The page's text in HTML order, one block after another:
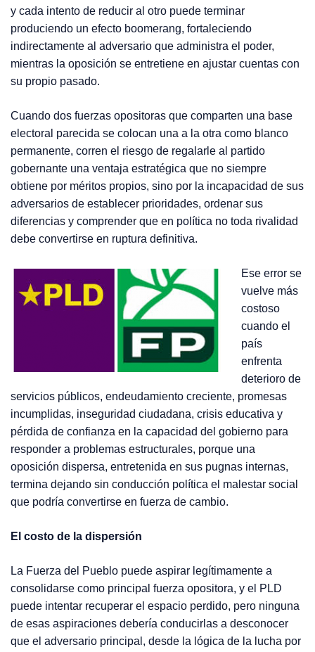
y cada intento de reducir al otro puede terminar
produciendo un efecto boomerang, fortaleciendo
indirectamente al adversario que administra el poder,
mientras la oposición se entretiene en ajustar cuentas con
su propio pasado.
Cuando dos fuerzas opositoras que comparten una base
electoral parecida se colocan una a la otra como blanco
permanente, corren el riesgo de regalarle al partido
gobernante una ventaja estratégica que no siempre
obtiene por méritos propios, sino por la incapacidad de sus
adversarios de establecer prioridades, ordenar sus
diferencias y comprender que en política no toda rivalidad
debe convertirse en ruptura definitiva.
Ese error se
vuelve más
costoso
cuando el
país
enfrenta
deterioro de
servicios públicos, endeudamiento creciente, promesas
incumplidas, inseguridad ciudadana, crisis educativa y
pérdida de confianza en la capacidad del gobierno para
responder a problemas estructurales, porque una
oposición dispersa, entretenida en sus pugnas internas,
termina dejando sin conducción política el malestar social
que podría convertirse en fuerza de cambio.
El costo de la dispersión
La Fuerza del Pueblo puede aspirar legítimamente a
consolidarse como principal fuerza opositora, y el PLD
puede intentar recuperar el espacio perdido, pero ninguna
de esas aspiraciones debería conducirlas a desconocer
que el adversario principal, desde la lógica de la lucha por